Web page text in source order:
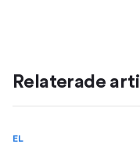
Relaterade
EL